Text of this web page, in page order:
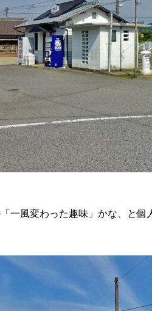
一風変わった趣味」かな、と